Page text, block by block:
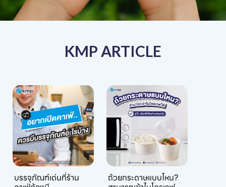
KMP ARTICLE
บรรจุภัณฑ์เด่นที่ร้าน ถ้วยกระดาษแบบไหน?